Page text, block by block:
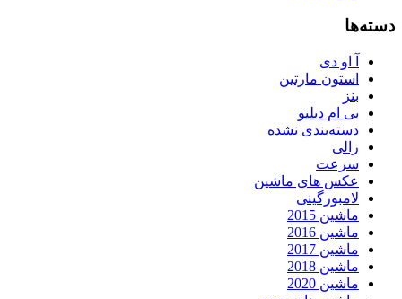
دسته‌ها
آ او دی
استون مارتین
بنز
بی ام دبلیو
دسته‌بندی نشده
رالی
سرعت
عکس های ماشین
لامبورگینی
ماشین 2015
ماشین 2016
ماشین 2017
ماشین 2018
ماشین 2020